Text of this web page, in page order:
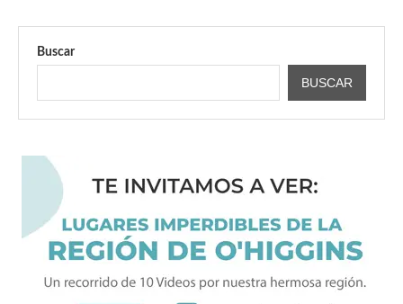
Buscar
BUSCAR